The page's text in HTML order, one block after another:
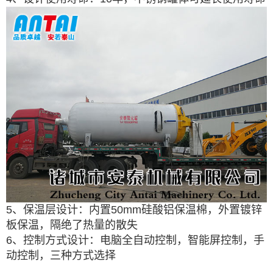
5、保温层设计：内置50mm硅酸铝保温棉，外置镀锌
板保温，隔绝了热量的散失
6、控制方式设计：电脑全自动控制，智能屏控制，手
动控制，三种方式选择